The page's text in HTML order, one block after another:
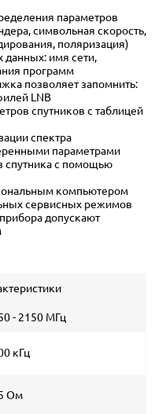
параметров
символьная скорость,
поляризация)
данных: имя сети,
программ
позволяет запомнить:
LNB
спутников с таблицей
спектра
параметрами
спутника с помощью
компьютером
сервисных режимов
допускают
- 2150 МГц
кГц
Ом